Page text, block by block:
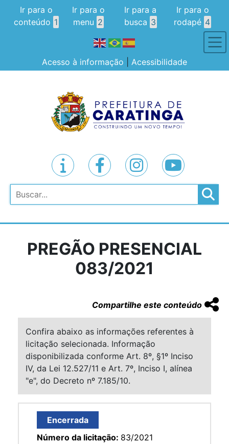
Ir para o
conteúdo 1
Ir para o
menu 2
Ir para a
busca 3
Ir para o
rodapé 4
Acesso à informação Acessibilidade
Pesquisar
PREGÃO PRESENCIAL
083/2021
Compartilhe este conteúdo
Confira abaixo as informações referentes à
licitação selecionada. Informação
disponibilizada conforme Art. 8º, §1º Inciso
IV, da Lei 12.527/11 e Art. 7º, Inciso I, alínea
"e", do Decreto nº 7.185/10.
Encerrada
Número da licitação: 83/2021